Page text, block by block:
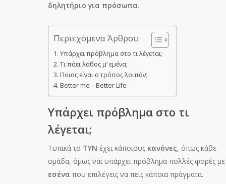
δηλητήριο για πρόσωπα.
Περιεχόμενα Άρθρου
Υπάρχει πρόβλημα στο τι λέγεται;
Τι πάει λάθος μ’ εμένα;
Ποιος είναι ο τρόπος λοιπόν;
Better me – Better Life
Υπάρχει πρόβλημα στο τι
λέγεται;
Τυπικά το TYN έχει κάποιους κανόνες, όπως κάθε
ομάδα, όμως ναι υπάρχει πρόβλημα πολλές φορές με
εσένα που επιλέγεις να πεις κάποια πράγματα.